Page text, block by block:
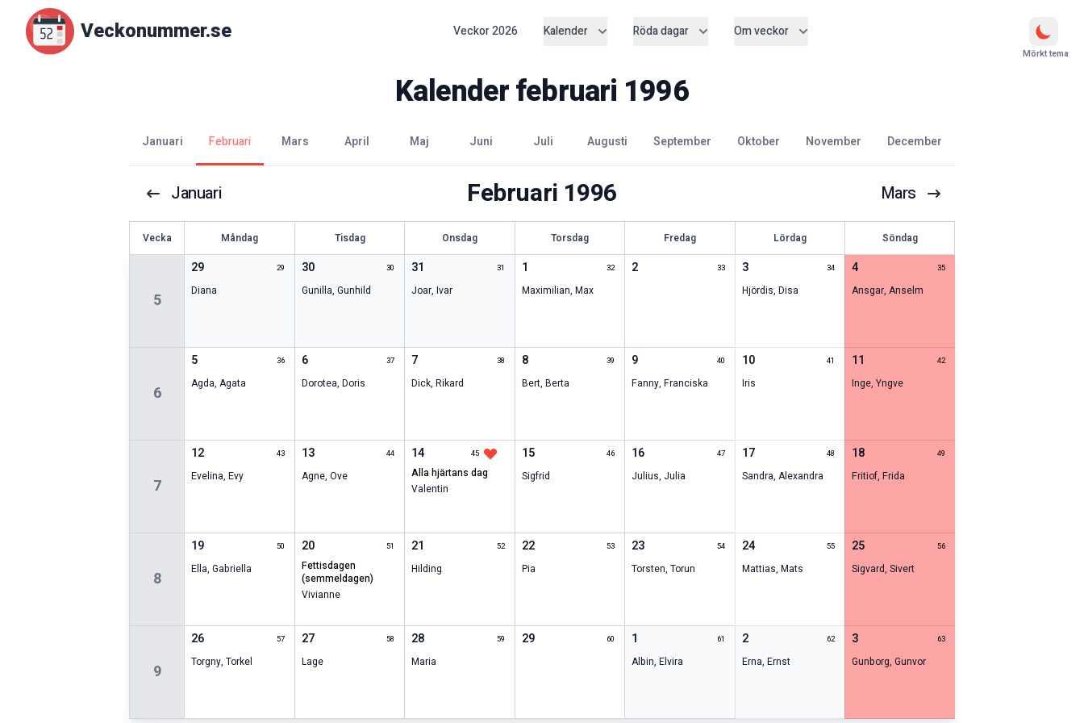
Veckonummer.se Veckor2026 Kalender Röda dagar Om veckor
Mörkt tema
Kalenderfebruari 1996
januari februari mars april maj juni juli augusti september oktober november december
Januari Februari 1996 Mars
Vecka Måndag Tisdag Onsdag Torsdag Fredag Lördag Söndag
5
29 29
Diana
30 30
Gunilla, Gunhild
31 31
Joar,Ivar
1 32
Maximilian, Max
2 33 3 34
Hjördis, Disa
4 35
Ansgar,Anselm
6
5 36
Agda,Agata
6 37
Dorotea, Doris
7 38
Dick,Rikard
8 39
Bert, Berta
9 40
Fanny,Franciska
10 41
Iris
11 42
Inge,Yngve
7
12 43
Evelina,Evy
13 44
Agne, Ove
14 45
alla hjärtans dag
Valentin
15 46
Sigfrid
16 47
Julius, Julia
17 48
Sandra, Alexandra
18 49
Fritiof,Frida
8
19 50
Ella,Gabriella
20 51
fettisdagen
(semmeldagen)
Vivianne
21 52
Hilding
22 53
Pia
23 54
Torsten,Torun
24 55
Mattias, Mats
25 56
Sigvard,Sivert
9
26 57
Torgny,Torkel
27 58
Lage
28 59
Maria
29 60 1 61
Albin,Elvira
2 62
Erna, Ernst
3 63
Gunborg,Gunvor